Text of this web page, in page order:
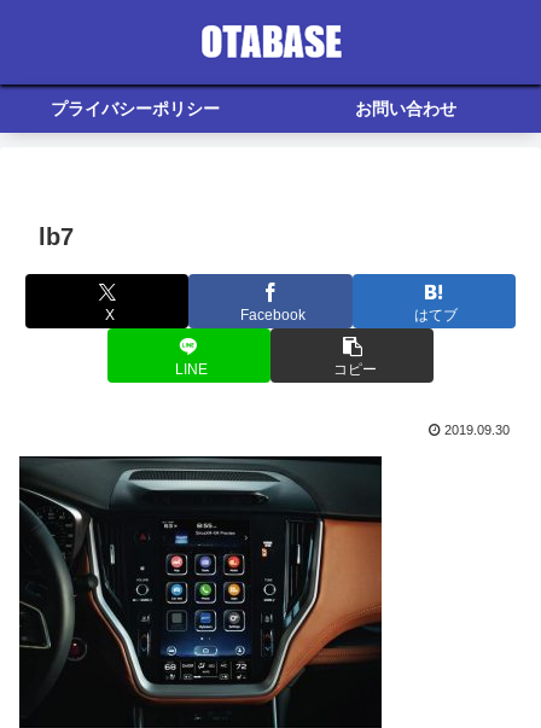
プライバシーポリシー お問い合わせ
lb7
X Facebook はてブ
LINE コピー
2019.09.30